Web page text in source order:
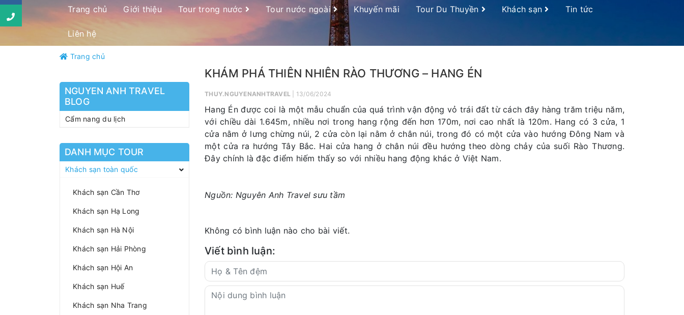
Trang chủ Giới thiệu Tour trong nước Tour nước ngoài Khuyến mãi Tour Du Thuyền Khách sạn Tin tức
Liên hệ
Trang chủ
NGUYEN ANH TRAVEL
BLOG
Cẩm nang du lịch
DANH MỤC TOUR
Khách sạn toàn quốc
Khách sạn Cần Thơ
Khách sạn Hạ Long
Khách sạn Hà Nội
Khách sạn Hải Phòng
Khách sạn Hội An
Khách sạn Huế
Khách sạn Nha Trang
KHÁM PHÁ THIÊN NHIÊN RÀO THƯƠNG – HANG ÉN
THUY.NGUYENANHTRAVEL | 13/06/2024
Hang Én được coi là một mẫu chuẩn của quá trình vận động vỏ trái đất từ cách đây hàng trăm triệu năm,
với chiều dài 1.645m, nhiều nơi trong hang rộng đến hơn 170m, nơi cao nhất là 120m. Hang có 3 cửa, 1
cửa nằm ở lưng chừng núi, 2 cửa còn lại nằm ở chân núi, trong đó có một cửa vào hướng Đông Nam và
một cửa ra hướng Tây Bắc. Hai cửa hang ở chân núi đều hướng theo dòng chảy của suối Rào Thương.
Đây chính là đặc điểm hiếm thấy so với nhiều hang động khác ở Việt Nam.
Nguồn: Nguyên Anh Travel sưu tầm
Không có bình luận nào cho bài viết.
Viết bình luận: